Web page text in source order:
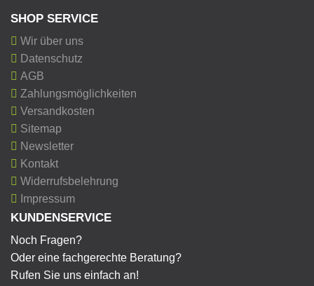
SHOP SERVICE
Wir über uns
Datenschutz
AGB
Zahlungsmöglichkeiten
Versandkosten
Sitemap
Newsletter
Kontakt
Widerrufsbelehrung
Impressum
KUNDENSERVICE
Noch Fragen?
Oder eine fachgerechte Beratung?
Rufen Sie uns einfach an!